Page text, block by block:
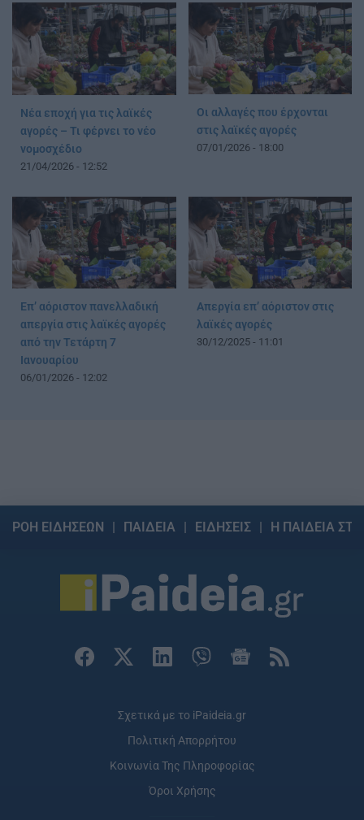
Νέα εποχή για τις λαϊκές
αγορές – Τι φέρνει το νέο
νομοσχέδιο
21/04/2026 - 12:52
Οι αλλαγές που έρχονται
στις λαϊκές αγορές
07/01/2026 - 18:00
Επ’ αόριστον πανελλαδική
απεργία στις λαϊκές αγορές
από την Τετάρτη 7
Ιανουαρίου
06/01/2026 - 12:02
Απεργία επ’ αόριστον στις
λαϊκές αγορές
30/12/2025 - 11:01
ΡΟΗ ΕΙΔΗΣΕΩΝ ΠΑΙΔΕΙΑ ΕΙΔΗΣΕΙΣ Η ΠΑΙΔΕΙΑ
Σχετικά με το iPaideia.gr
Πολιτική Απορρήτου
Κοινωνία Της Πληροφορίας
Όροι Χρήσης